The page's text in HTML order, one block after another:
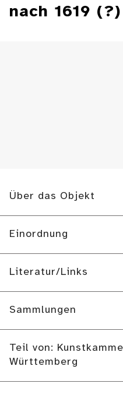
nach 1619 (?)
Über das Objekt
Einordnung
Literatur/Links
Sammlungen
Teil von:
Württemberg